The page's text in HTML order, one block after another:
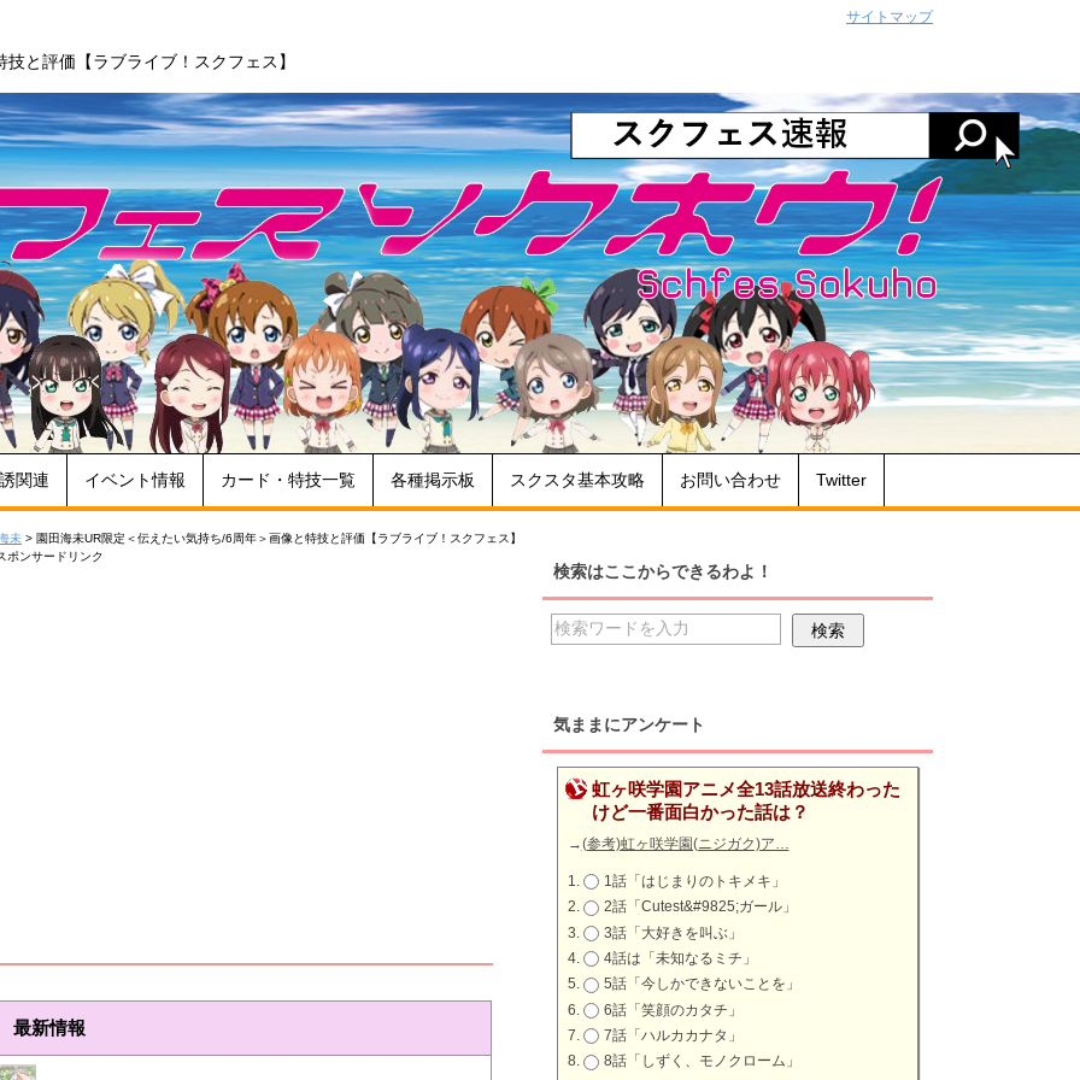
と評価【ラブライブ！スクフェス】
関連 イベント情報 カード・特技一覧 各種掲示板 スクスタ基本攻略 お問い合わせ Twitter
未 > 園田海未UR限定＜伝えたい気持ち/6周年＞画像と特技と評価【ラブライブ！スクフェス】
ポンサードリンク
最新情報
検索はここからできるわよ！
気ままにアンケート
虹ヶ咲学園アニメ全13話放送終わった
けど一番面白かった話は？
→(参考)虹ヶ咲学園(ニジガク)ア…
1話「はじまりのトキメキ」
2話「Cutest&#9825;ガール」
3話「大好きを叫ぶ」
4話は「未知なるミチ」
5話「今しかできないことを」
6話「笑顔のカタチ」
7話「ハルカカナタ」
8話「しずく、モノクローム」
サイトマップ